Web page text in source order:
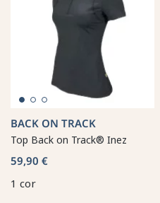
BACK ON TRACK
Top Back on Track® Inez
59,90 €
1 cor